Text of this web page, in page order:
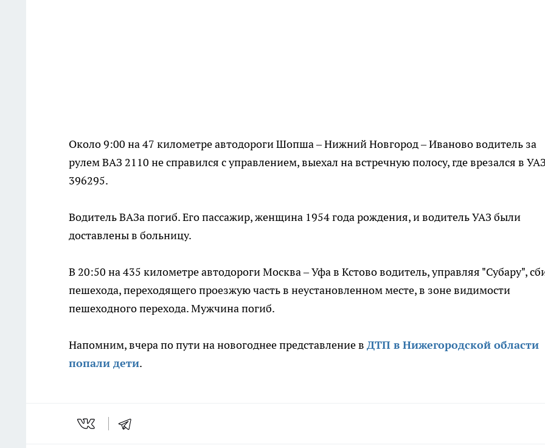
Около 9:00 на 47 километре автодороги Шопша – Нижний Новгород – Иваново водитель за
рулем ВАЗ 2110 не справился с управлением, выехал на встречную полосу, где врезался в УАЗ
396295.
Водитель ВАЗа погиб. Его пассажир, женщина 1954 года рождения, и водитель УАЗ были
доставлены в больницу.
В 20:50 на 435 километре автодороги Москва – Уфа в Кстово водитель, управляя "Субару",
пешехода, переходящего проезжую часть в неустановленном месте, в зоне видимости
пешеходного перехода. Мужчина погиб.
Напомним, вчера по пути на новогоднее представление в ДТП в Нижегородской области
попали дети.